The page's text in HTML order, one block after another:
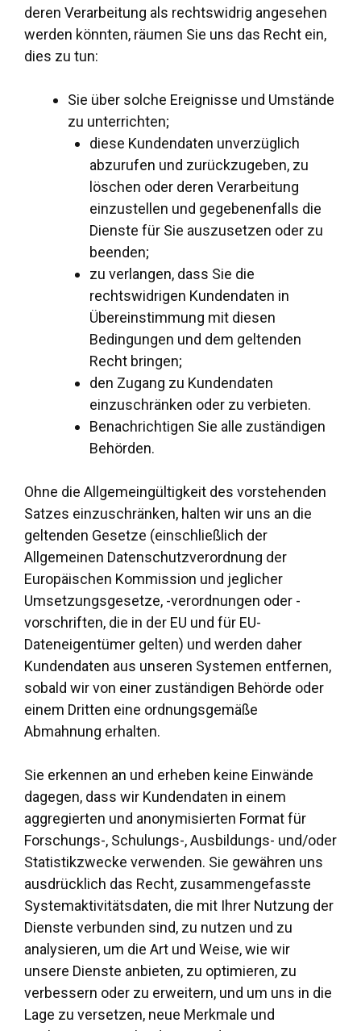
deren Verarbeitung als rechtswidrig angesehen
werden könnten, räumen Sie uns das Recht ein,
dies zu tun:
Sie über solche Ereignisse und Umstände
zu unterrichten;
diese Kundendaten unverzüglich
abzurufen und zurückzugeben, zu
löschen oder deren Verarbeitung
einzustellen und gegebenenfalls die
Dienste für Sie auszusetzen oder zu
beenden;
zu verlangen, dass Sie die
rechtswidrigen Kundendaten in
Übereinstimmung mit diesen
Bedingungen und dem geltenden
Recht bringen;
den Zugang zu Kundendaten
einzuschränken oder zu verbieten.
Benachrichtigen Sie alle zuständigen
Behörden.
Ohne die Allgemeingültigkeit des vorstehenden
Satzes einzuschränken, halten wir uns an die
geltenden Gesetze (einschließlich der
Allgemeinen Datenschutzverordnung der
Europäischen Kommission und jeglicher
Umsetzungsgesetze, -verordnungen oder -
vorschriften, die in der EU und für EU-
Dateneigentümer gelten) und werden daher
Kundendaten aus unseren Systemen entfernen,
sobald wir von einer zuständigen Behörde oder
einem Dritten eine ordnungsgemäße
Abmahnung erhalten.
Sie erkennen an und erheben keine Einwände
dagegen, dass wir Kundendaten in einem
aggregierten und anonymisierten Format für
Forschungs-, Schulungs-, Ausbildungs- und/oder
Statistikzwecke verwenden. Sie gewähren uns
ausdrücklich das Recht, zusammengefasste
Systemaktivitätsdaten, die mit Ihrer Nutzung der
Dienste verbunden sind, zu nutzen und zu
analysieren, um die Art und Weise, wie wir
unsere Dienste anbieten, zu optimieren, zu
verbessern oder zu erweitern, und um uns in die
Lage zu versetzen, neue Merkmale und